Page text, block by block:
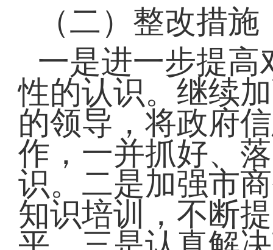
（二）整改措施
一是进一步提高
性的认识。继续
的领导，将政府
作，一并抓好、
识。二是加强市
知识培训，不断